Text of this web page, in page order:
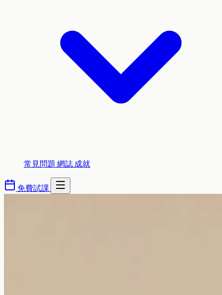
常見問題 網誌 成就
免費試課